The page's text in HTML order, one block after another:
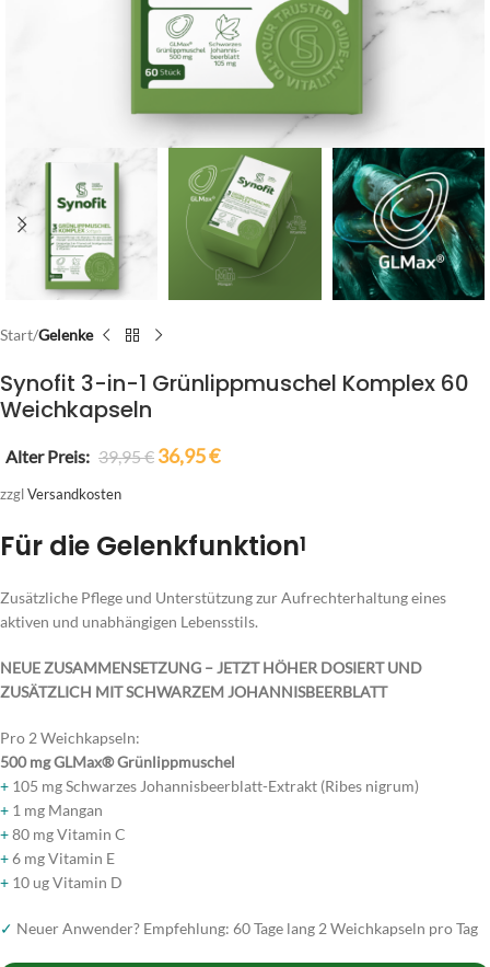
Start Gelenke
Synofit 3-in-1 Grünlippmuschel Komplex 60
Weichkapseln
Alter Preis: 39,95€ 36,95€
zzgl Versandkosten
Für die Gelenkfunktion1
Zusätzliche Pflege und Unterstützung zur Aufrechterhaltung eines
aktiven und unabhängigen Lebensstils.
NEUE ZUSAMMENSETZUNG – JETZT HÖHER DOSIERT UND
ZUSÄTZLICH MIT SCHWARZEM JOHANNISBEERBLATT
Pro 2 Weichkapseln:
500 mg GLMax® Grünlippmuschel
+ 105 mg Schwarzes Johannisbeerblatt-Extrakt (Ribes nigrum)
+ 1 mg Mangan
+80 mg Vitamin C
+6 mg Vitamin E
+ 10 ug Vitamin D
✓ Neuer Anwender? Empfehlung: 60 Tage lang 2 Weichkapseln pro Tag